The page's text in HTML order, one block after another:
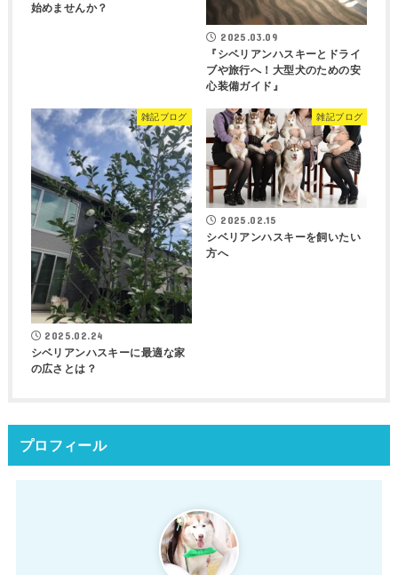
始めませんか？
2025.03.09
『シベリアンハスキーとドライ
ブや旅行へ！大型犬のための安
心装備ガイド』
雑記ブログ
2025.02.24
シベリアンハスキーに最適な家
の広さとは？
雑記ブログ
2025.02.15
シベリアンハスキーを飼いたい
方へ
プロフィール